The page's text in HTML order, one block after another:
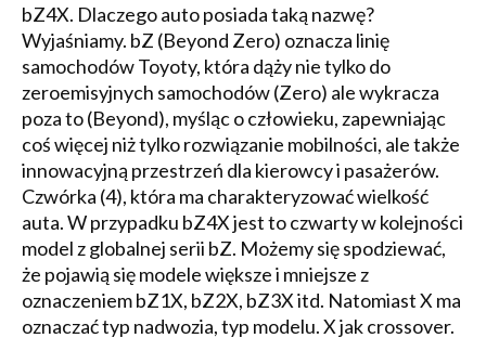
bZ4X. Dlaczego auto posiada taką nazwę?
Wyjaśniamy. bZ (Beyond Zero) oznacza linię
samochodów Toyoty, która dąży nie tylko do
zeroemisyjnych samochodów (Zero) ale wykracza
poza to (Beyond), myśląc o człowieku, zapewniając
coś więcej niż tylko rozwiązanie mobilności, ale także
innowacyjną przestrzeń dla kierowcy i pasażerów.
Czwórka (4), która ma charakteryzować wielkość
auta. W przypadku bZ4X jest to czwarty w kolejności
model z globalnej serii bZ. Możemy się spodziewać,
że pojawią się modele większe i mniejsze z
oznaczeniem bZ1X, bZ2X, bZ3X itd. Natomiast X ma
oznaczać typ nadwozia, typ modelu. X jak crossover.